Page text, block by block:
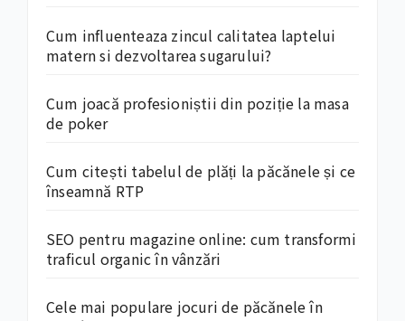
Cum influenteaza zincul calitatea laptelui
matern si dezvoltarea sugarului?
Cum joacă profesioniștii din poziție la masa
de poker
Cum citești tabelul de plăți la păcănele și ce
înseamnă RTP
SEO pentru magazine online: cum transformi
traficul organic în vânzări
Cele mai populare jocuri de păcănele în